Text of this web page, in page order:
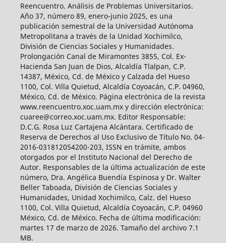
Reencuentro. Análisis de Problemas Universitarios.
Año 37, número 89, enero-junio 2025, es una
publicación semestral de la Universidad Autónoma
Metropolitana a través de la Unidad Xochimilco,
División de Ciencias Sociales y Humanidades.
Prolongación Canal de Miramontes 3855, Col. Ex-
Hacienda San Juan de Dios, Alcaldía Tlalpan, C.P.
14387, México, Cd. de México y Calzada del Hueso
1100, Col. Villa Quietud, Alcaldía Coyoacán, C.P. 04960,
México, Cd. de México. Página electrónica de la revista
www.reencuentro.xoc.uam.mx y dirección electrónica:
cuaree@correo.xoc.uam.mx. Editor Responsable:
D.C.G. Rosa Luz Cartajena Alcántara. Certificado de
Reserva de Derechos al Uso Exclusivo de Título No. 04-
2016-031812054200-203, ISSN en trámite, ambos
otorgados por el Instituto Nacional del Derecho de
Autor. Responsables de la última actualización de este
número, Dra. Angélica Buendía Espinosa y Dr. Walter
Beller Taboada, División de Ciencias Sociales y
Humanidades, Unidad Xochimilco, Calz. del Hueso
1100, Col. Villa Quietud, Alcaldía Coyoacán, C.P. 04960
México, Cd. de México. Fecha de última modificación:
martes 17 de marzo de 2026. Tamaño del archivo 7.1
MB.